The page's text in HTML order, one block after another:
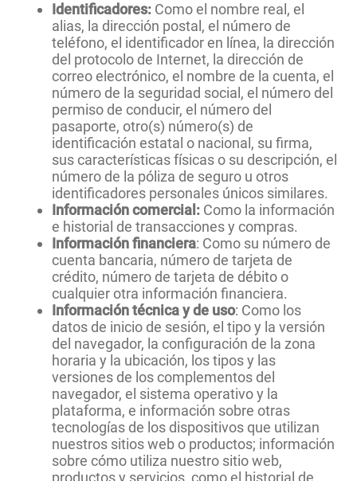
Identificadores: Como el nombre real, el
alias, la dirección postal, el número de
teléfono, el identificador en línea, la dirección
del protocolo de Internet, la dirección de
correo electrónico, el nombre de la cuenta, el
número de la seguridad social, el número del
permiso de conducir, el número del
pasaporte, otro(s) número(s) de
identificación estatal o nacional, su firma,
sus características físicas o su descripción, el
número de la póliza de seguro u otros
identificadores personales únicos similares.
Información comercial: Como la información
e historial de transacciones y compras.
Información financiera: Como su número de
cuenta bancaria, número de tarjeta de
crédito, número de tarjeta de débito o
cualquier otra información financiera.
Información técnica y de uso: Como los
datos de inicio de sesión, el tipo y la versión
del navegador, la configuración de la zona
horaria y la ubicación, los tipos y las
versiones de los complementos del
navegador, el sistema operativo y la
plataforma, e información sobre otras
tecnologías de los dispositivos que utilizan
nuestros sitios web o productos; información
sobre cómo utiliza nuestro sitio web,
productos y servicios, como el historial de